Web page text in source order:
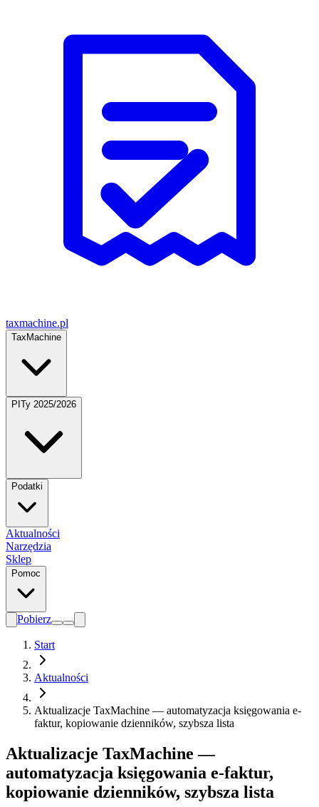
taxmachine.pl
TaxMachine
PITy 2025/2026
Podatki
Aktualności
Narzędzia
Sklep
Pomoc
Pobierz
Start
Aktualności
Aktualizacje TaxMachine — automatyzacja księgowania e-
faktur, kopiowanie dzienników, szybsza lista
Aktualizacje TaxMachine —
automatyzacja księgowania e-faktur,
kopiowanie dzienników, szybsza lista